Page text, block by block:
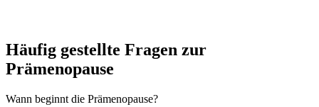
Häufig gestellte Fragen zur
Prämenopause
Wann beginnt die Prämenopause?